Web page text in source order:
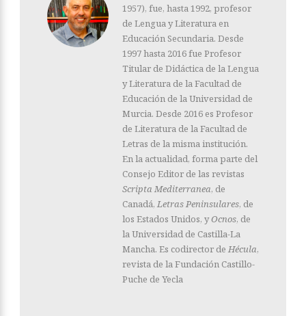
1957), fue, hasta 1992, profesor
de Lengua y Literatura en
Educación Secundaria. Desde
1997 hasta 2016 fue Profesor
Titular de Didáctica de la Lengua
y Literatura de la Facultad de
Educación de la Universidad de
Murcia. Desde 2016 es Profesor
de Literatura de la Facultad de
Letras de la misma institución.
En la actualidad, forma parte del
Consejo Editor de las revistas
Scripta Mediterranea, de
Canadá, Letras Peninsulares, de
los Estados Unidos, yOcnos, de
la Universidad de Castilla-La
Mancha. Es codirector de Hécula,
revista de la Fundación Castillo-
Puche de Yecla